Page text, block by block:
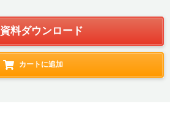
資料ダウンロード
カートに追加